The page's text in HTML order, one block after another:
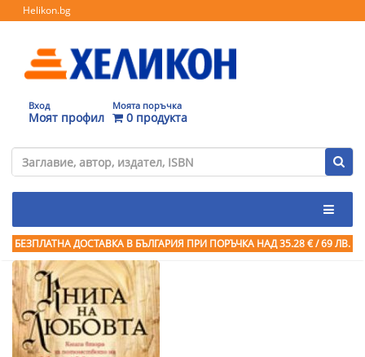
Helikon.bg
Вход
Моят профил
Моята поръчка
0 продукта
БЕЗПЛАТНА ДОСТАВКА В БЪЛГАРИЯ ПРИ ПОРЪЧКА НАД 35.28 € / 69 ЛВ.